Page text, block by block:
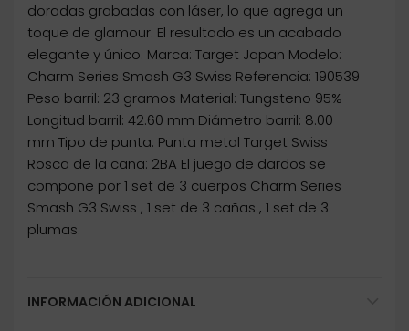
doradas grabadas con láser, lo que agrega un
toque de glamour. El resultado es un acabado
elegante y único. Marca: Target Japan Modelo:
Charm Series Smash G3 Swiss Referencia: 190539
Peso barril: 23 gramos Material: Tungsteno 95%
Longitud barril: 42.60 mm Diámetro barril: 8.00
mm Tipo de punta: Punta metal Target Swiss
Rosca de la caña: 2BA El juego de dardos se
compone por 1 set de 3 cuerpos Charm Series
Smash G3 Swiss , 1 set de 3 cañas , 1 set de 3
plumas.
INFORMACIÓN ADICIONAL